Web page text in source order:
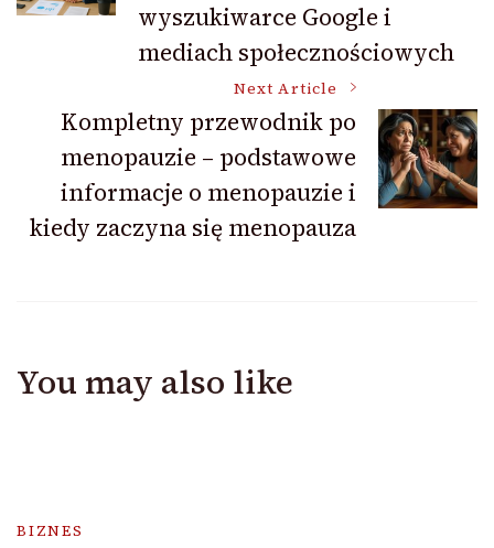
wyszukiwarce Google i
mediach społecznościowych
Next Article
Kompletny przewodnik po
menopauzie – podstawowe
informacje o menopauzie i
kiedy zaczyna się menopauza
You may also like
BIZNES